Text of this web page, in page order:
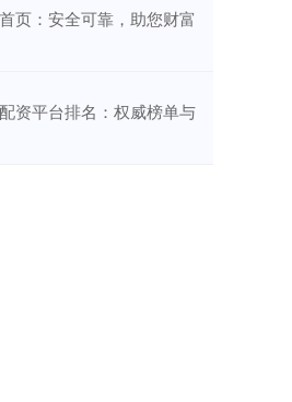
页：安全可靠，助您财富
资平台排名：权威榜单与